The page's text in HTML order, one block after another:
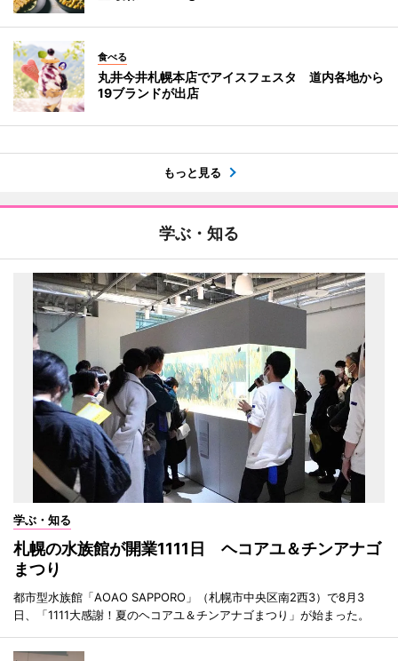
食べる
丸井今井札幌本店でアイスフェスタ 道内各地から
19ブランドが出店
もっと見る
学ぶ・知る
学ぶ・知る
札幌の水族館が開業1111日 ヘコアユ＆チンアナゴ
まつり
都市型水族館「AOAO SAPPORO」（札幌市中央区南2西3）で8月3
日、「1111大感謝！夏のヘコアユ＆チンアナゴまつり」が始まった。